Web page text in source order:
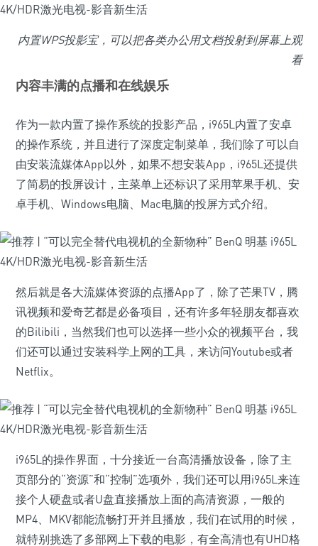
内置WPS投影宝，可以把各类办公用文档投射到屏幕上观
看
内容丰满的点播和在线娱乐
作为一款内置了操作系统的投影产品，i965L内置了安卓
的操作系统，并且进行了深度定制菜单，我们除了可以自
由安装流媒体App以外，如果不想安装App，i965L还提供
了简易的投屏设计，主菜单上还标识了采用苹果手机、安
卓手机、Windows电脑、Mac电脑的投屏方式介绍。
然后就是各大流媒体资源的点播App了，除了芒果TV，腾
讯视频和爱奇艺都是必备项目，还有许多年轻朋友都喜欢
的Bilibili，当然我们也可以选择一些小众的视频平台，我
们还可以通过安装科学上网的工具，来访问Youtube或者
Netflix。
i965L的操作界面，十分接近一台高清播放设备，除了主
页部分的“资源”和“控制”选项外，我们还可以用i965L来连
接个人硬盘或者U盘直接播放上面的高清资源，一般的
MP4、MKV都能流畅打开并且播放，我们在试用的时候，
就特别挑选了多部网上下载的电影，有全高清也有UHD格